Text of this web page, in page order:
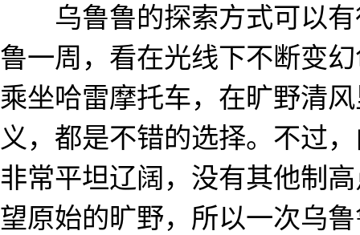
乌鲁鲁的探索方式可以有
鲁一周，看在光线下不断变
乘坐哈雷摩托车，在旷野清
义，都是不错的选择。不过
非常平坦辽阔，没有其他制
望原始的旷野，所以一次乌